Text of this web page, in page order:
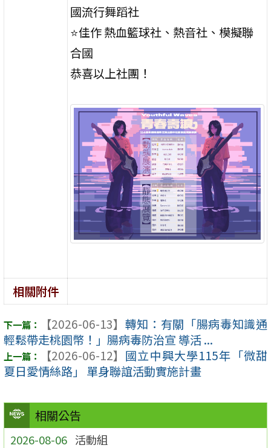
相關公告
2026-08-06 活動組
國流行舞蹈社
⭐佳作 熱血籃球社、熱音社、模擬聯
合國
恭喜以上社團！
相關附件
【2026-06-13】 轉知：有關「腸病毒知識通
輕鬆帶走桃園幣！」腸病毒防治宣 導活 ...
【2026-06-12】 國立中興大學115年「微甜
夏日愛情絲路」 單身聯誼活動實施計畫